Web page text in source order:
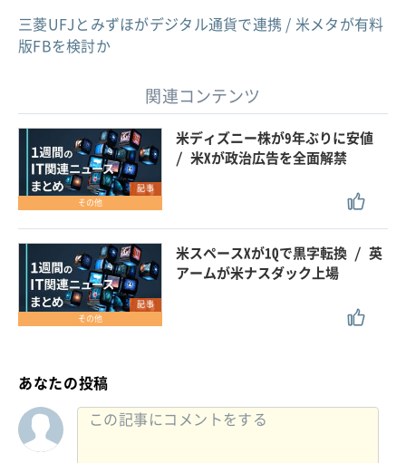
三菱UFJとみずほがデジタル通貨で連携 / 米メタが有料
版FBを検討か
関連コンテンツ
記事
その他
米ディズニー株が9年ぶりに安値
/ 米Xが政治広告を全面解禁
記事
その他
米スペースXが1Qで黒字転換 / 英
アームが米ナスダック上場
あなたの投稿